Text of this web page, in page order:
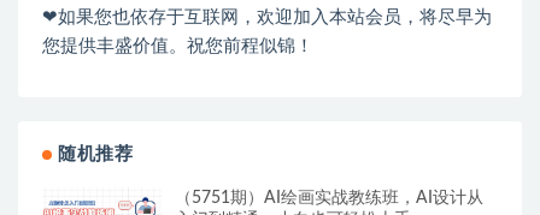
❤如果您也依存于互联网，欢迎加入本站会员，将尽早为
您提供丰盛价值。祝您前程似锦！
随机推荐
（5751期）AI绘画实战教练班，AI设计从